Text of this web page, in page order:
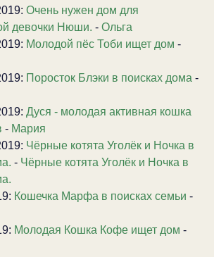
Очень нужен дом для
девочки Нюши. - Ольга
Молодой пёс Тоби ищет дом -
Поросток Блэки в поисках дома -
Дуся - молодая активная кошка
- Мария
Чёрные котята Уголёк и Ночка в
- Чёрные котята Уголёк и Ночка в
Кошечка Марфа в поисках семьи -
Молодая Кошка Кофе ищет дом -